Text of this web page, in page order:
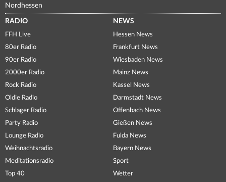
Nordhessen
RADIO
FFH Live
80er Radio
90er Radio
2000er Radio
Rock Radio
Oldie Radio
Schlager Radio
Party Radio
Lounge Radio
Weihnachtsradio
Meditationsradio
Top 40
NEWS
Hessen News
Frankfurt News
Wiesbaden News
Mainz News
Kassel News
Darmstadt News
Offenbach News
Gießen News
Fulda News
Bayern News
Sport
Wetter